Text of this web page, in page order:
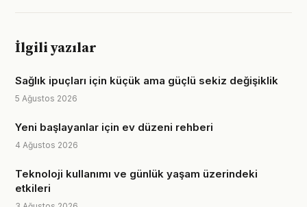
İlgili yazılar
Sağlık ipuçları için küçük ama güçlü sekiz değişiklik
5 Ağustos 2026
Yeni başlayanlar için ev düzeni rehberi
4 Ağustos 2026
Teknoloji kullanımı ve günlük yaşam üzerindeki
etkileri